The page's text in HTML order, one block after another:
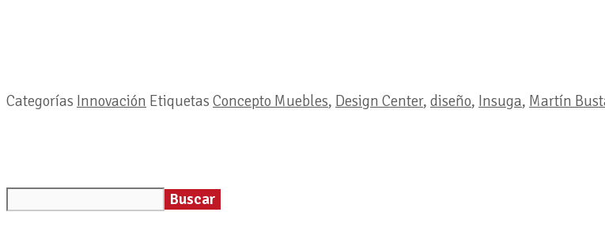
Categorías Innovación Etiquetas Concepto Muebles, Design Center, diseño, Insuga, Martín
Buscar